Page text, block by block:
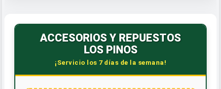
ACCESORIOS Y REPUESTOS
LOS PINOS
¡Servicio los 7 días de la semana!